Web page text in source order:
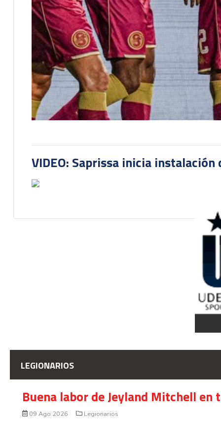
VIDEO: Saprissa inicia
LEGIONARIOS
Buena labor de Jeyland Mitchell
09 Ago 2026 Legionarios